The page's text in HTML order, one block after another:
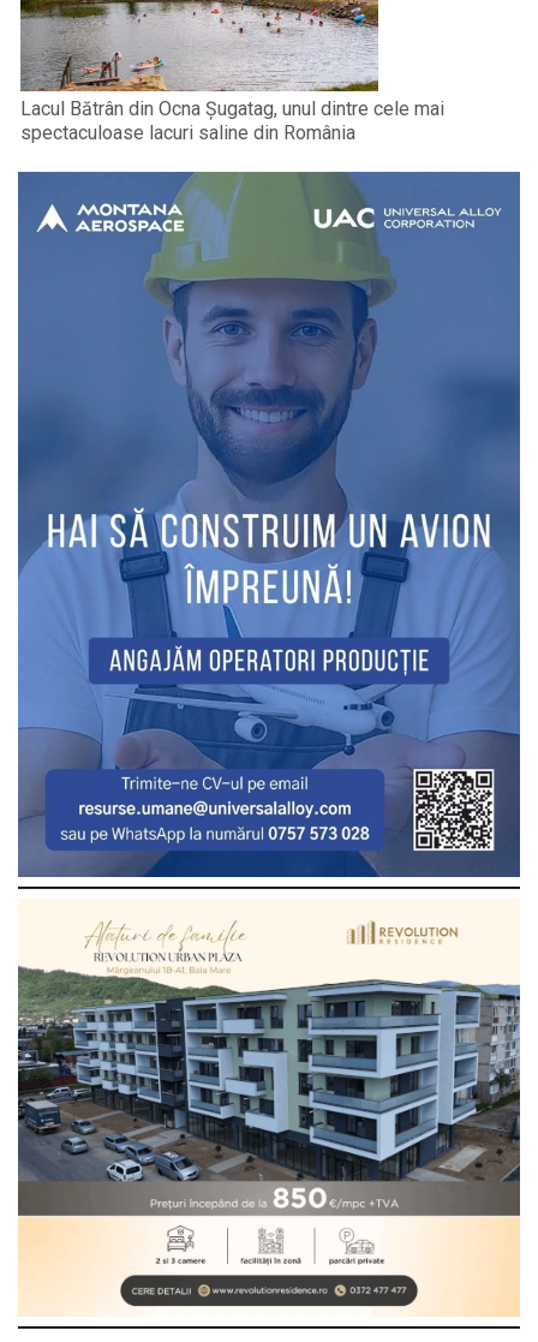
Lacul Bătrân din Ocna Șugatag, unul dintre cele mai
spectaculoase lacuri saline din România